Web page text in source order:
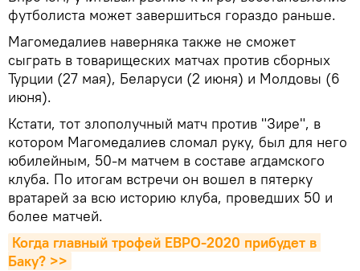
футболиста может завершиться гораздо раньше.
Магомедалиев наверняка также не сможет
сыграть в товарищеских матчах против сборных
Турции (27 мая), Беларуси (2 июня) и Молдовы (6
июня).
Кстати, тот злополучный матч против "Зире", в
котором Магомедалиев сломал руку, был для него
юбилейным, 50-м матчем в составе агдамского
клуба. По итогам встречи он вошел в пятерку
вратарей за всю историю клуба, проведших 50 и
более матчей.
Когда главный трофей ЕВРО-2020 прибудет в
Баку? >>